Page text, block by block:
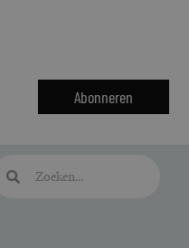
Abonneren
Zoeken